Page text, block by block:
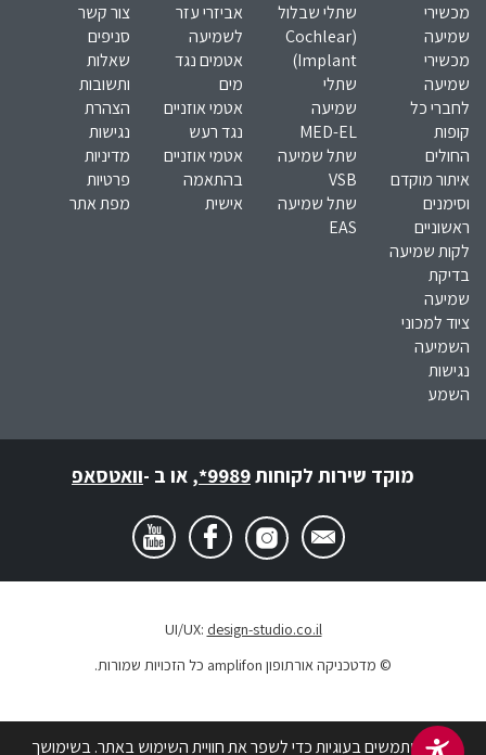
מכשירי
שמיעה
מכשירי
שמיעה
לחברי כל
קופות
החולים
איתור מוקדם
וסימנים
ראשוניים
לקות שמיעה
בדיקת
שמיעה
ציוד למכוני
השמיעה
נגישות
השמע
שתלי שבלול
(Cochlear
Implant)​
שתלי
שמיעה
MED-EL​
שתל שמיעה
VSB
שתל שמיעה
EAS
אביזרי עזר
לשמיעה
אטמים נגד
מים
אטמי אוזניים
נגד רעש
אטמי אוזניים
בהתאמה
אישית
צור קשר
סניפים
שאלות
ותשובות
הצהרת
נגישות
מדיניות
פרטיות
מפת אתר
מוקד שירות לקוחות*9989
, או ב -וואטסאפ
UI/UX: design-studio.co.il
© מדטכניקה אורתופון amplifon כל הזכויות שמורות.
אנו משתמשים בעוגיות כדי לשפר את חוויית השימוש באתר. בשימושך